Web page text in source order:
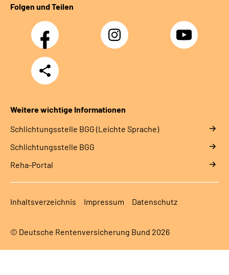
Folgen und Teilen
Facebook Instagram YouTube
Teilen
Weitere wichtige Informationen
Schlich­tungs­stel­le BGG (Leichte Sprache)
Schlich­tungs­stel­le BGG
Reha-Portal
Inhaltsverzeichnis Impressum Datenschutz
© Deutsche Rentenversicherung Bund 2026